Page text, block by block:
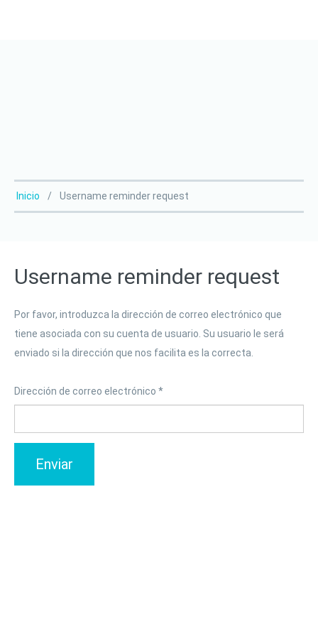
Inicio Username reminder request
Username reminder request
Por favor, introduzca la dirección de correo electrónico que
tiene asociada con su cuenta de usuario. Su usuario le será
enviado si la dirección que nos facilita es la correcta.
Dirección de correo electrónico *
Enviar